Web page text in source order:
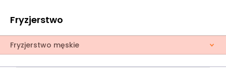
Fryzjerstwo
Fryzjerstwo męskie